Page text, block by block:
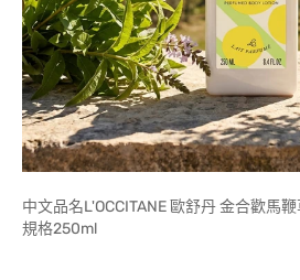
中文品名L'OCCITANE 歐舒丹 金合歡馬
規格250ml